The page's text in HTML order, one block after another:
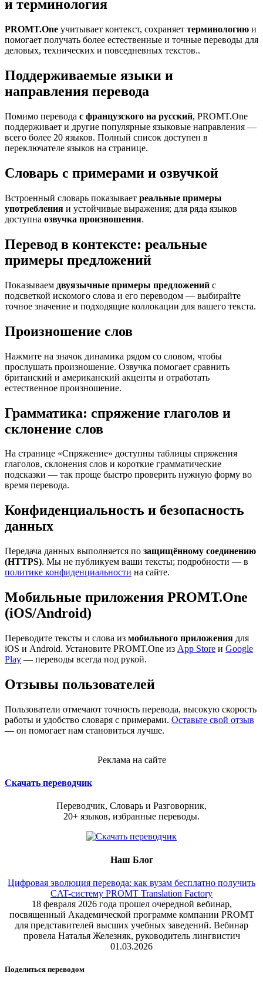
и терминология
PROMT.One учитывает контекст, сохраняет терминологию и
помогает получать более естественные и точные переводы для
деловых, технических и повседневных текстов..
Поддерживаемые языки и
направления перевода
Помимо перевода с французского на русский, PROMT.One
поддерживает и другие популярные языковые направления —
всего более 20 языков. Полный список доступен в
переключателе языков на странице.
Словарь с примерами и озвучкой
Встроенный словарь показывает реальные примеры
употребления и устойчивые выражения; для ряда языков
доступна озвучка произношения.
Перевод в контексте: реальные
примеры предложений
Показываем двуязычные примеры предложений с
подсветкой искомого слова и его переводом — выбирайте
точное значение и подходящие коллокации для вашего текста.
Произношение слов
Нажмите на значок динамика рядом со словом, чтобы
прослушать произношение. Озвучка помогает сравнить
британский и американский акценты и отработать
естественное произношение.
Грамматика: спряжение глаголов и
склонение слов
На странице «Спряжение» доступны таблицы спряжения
глаголов, склонения слов и короткие грамматические
подсказки — так проще быстро проверить нужную форму во
время перевода.
Конфиденциальность и безопасность
данных
Передача данных выполняется по защищённому соединению
(HTTPS). Мы не публикуем ваши тексты; подробности — в
политике конфиденциальности на сайте.
Мобильные приложения PROMT.One
(iOS/Android)
Переводите тексты и слова из мобильного приложения для
iOS и Android. Установите PROMT.One из App Store и Google
Play — переводы всегда под рукой.
Отзывы пользователей
Пользователи отмечают точность перевода, высокую скорость
работы и удобство словаря с примерами. Оставьте свой отзыв
— он помогает нам становиться лучше.
Реклама на сайте
Скачать переводчик
Переводчик, Словарь и Разговорник,
20+ языков, избранные переводы.
Наш Блог
Цифровая эволюция перевода: как вузам бесплатно получить
CAT-систему PROMT Translation Factory
18 февраля 2026 года прошел очередной вебинар,
посвященный Академической программе компании PROMT
для представителей высших учебных заведений. Вебинар
провела Наталья Железняк, руководитель лингвистич
01.03.2026
Поделиться переводом